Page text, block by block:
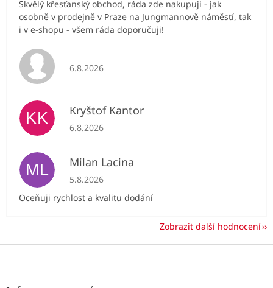
Skvělý křesťanský obchod, ráda zde nakupuji - jak
osobně v prodejně v Praze na Jungmannově náměstí, tak
i v e-shopu - všem ráda doporučuji!
Hodnocení obchodu je 5 z 5 hvězdiček.
6.8.2026
KK Kryštof Kantor
Hodnocení obchodu je 5 z 5 hvězdiček.
6.8.2026
ML Milan Lacina
Hodnocení obchodu je 5 z 5 hvězdiček.
5.8.2026
Oceňuji rychlost a kvalitu dodání
Zobrazit další hodnocení
Z